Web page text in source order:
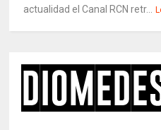
actualidad el Canal RCN retr...